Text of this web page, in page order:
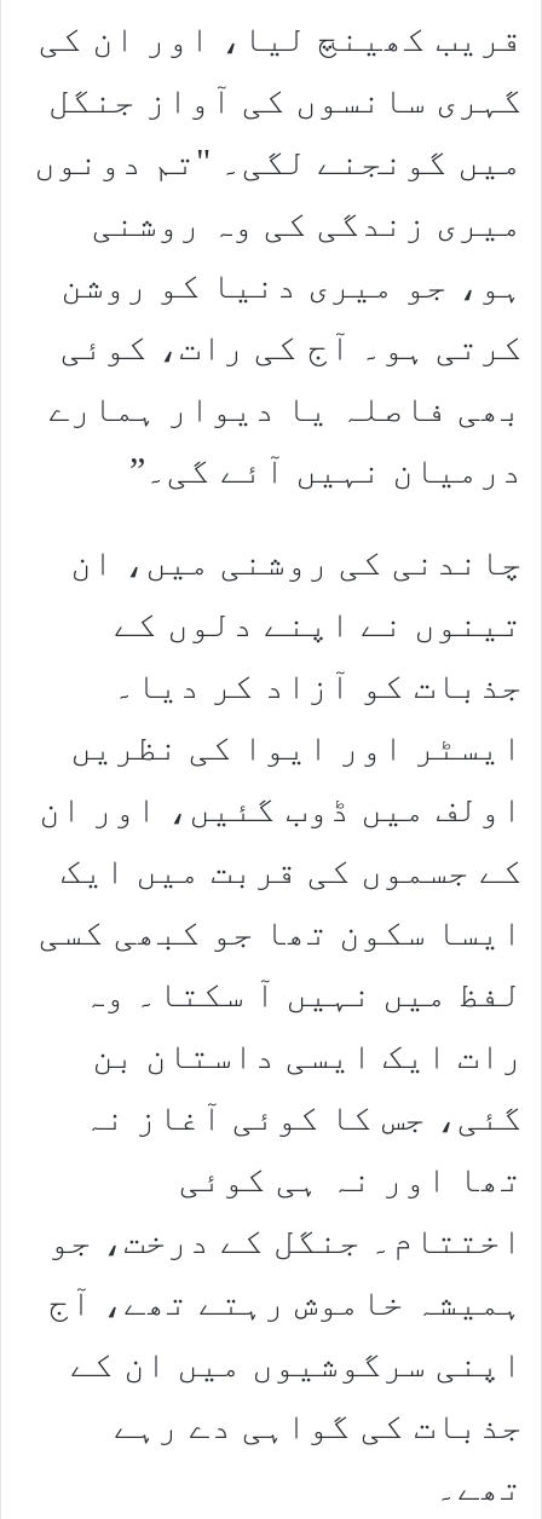
قریب کھینچ لیا، اور ان کی
گہری سانسوں کی آواز جنگل
میں گونجنے لگی۔ "تم دونوں
میری زندگی کی وہ روشنی
ہو، جو میری دنیا کو روشن
کرتی ہو۔ آج کی رات، کوئی
بھی فاصلہ یا دیوار ہمارے
درمیان نہیں آئے گی۔”
چاندنی کی روشنی میں، ان
تینوں نے اپنے دلوں کے
جذبات کو آزاد کر دیا۔
ایسٹر اور ایوا کی نظریں
اولف میں ڈوب گئیں، اور ان
کے جسموں کی قربت میں ایک
ایسا سکون تھا جو کبھی کسی
لفظ میں نہیں آ سکتا۔ وہ
رات ایک ایسی داستان بن
گئی، جس کا کوئی آغاز نہ
تھا اور نہ ہی کوئی
اختتام۔ جنگل کے درخت، جو
ہمیشہ خاموش رہتے تھے، آج
اپنی سرگوشیوں میں ان کے
جذبات کی گواہی دے رہے
تھے۔